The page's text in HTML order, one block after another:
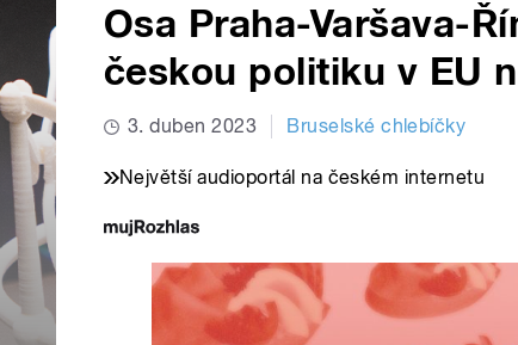
Osa Praha-Varšava-
českou politiku v EU
3. duben 2023 Bruselské chlebíčky
Největší audioportál na českém internetu